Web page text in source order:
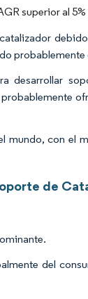
superior al
desarrollar
con el
de
del